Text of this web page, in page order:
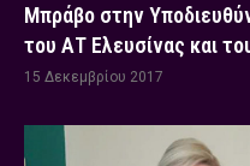
Μπράβο στην
του ΑΤ Ελευσίνας και
15 Δεκεμβρίου 2017